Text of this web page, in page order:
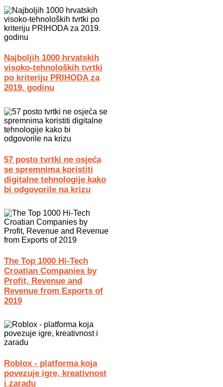
Najboljih 1000 hrvatskih
visoko-tehnoloških tvrtki
po kriteriju PRIHODA za
2019. godinu
57 posto tvrtki ne osjeća
se spremnima koristiti
digitalne tehnologije kako
bi odgovorile na krizu
The Top 1000 Hi-Tech
Croatian Companies by
Profit, Revenue and
Revenue from Exports of
2019
Roblox - platforma koja
povezuje igre, kreativnost
i zaradu